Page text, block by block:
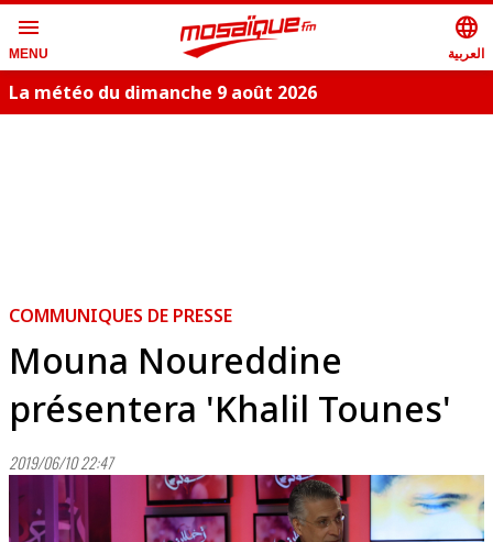
menu
MENU
language
العربية
La météo du dimanche 9 août 2026
COMMUNIQUES DE PRESSE
Mouna Noureddine
présentera 'Khalil Tounes'
2019/06/10 22:47